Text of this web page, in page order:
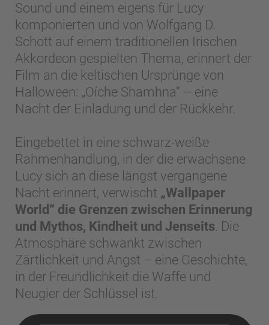
Sound und einem eigens für Lucy
komponierten und von Wolfgang D.
Schott auf einem traditionellen Irischen
Akkordeon gespielten Thema, erinnert der
Film an die keltischen Ursprünge von
Halloween: „Oíche Shamhna“ – eine
Nacht der Einladung und der Rückkehr.
Eingebettet in eine schwarz-weiße
Rahmenhandlung, in der die erwachsene
Lucy sich an diese längst vergangene
Nacht erinnert, verwischt „Wallpaper
World“ die Grenzen zwischen Erinnerung
und Mythos, Kindheit und Jenseits. Die
Atmosphäre schwankt zwischen
Zärtlichkeit und Angst – eine Geschichte,
in der Freundlichkeit die Waffe und
Neugier der Schlüssel ist.